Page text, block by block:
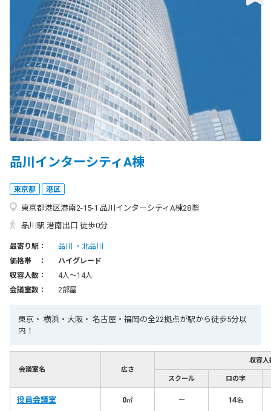
品川インターシティA棟
東京都 港区
東京都港区港南2-15-1 品川インターシティA棟28階
品川駅 港南出口 徒歩0分
最寄り駅： 品川
北品川
価格帯 ：
ハイグレード
収容人数：
4人〜14人
会議室数：
2部屋
東京・ 横浜・大阪・ 名古屋・福岡の全22拠点が駅から徒歩5分以
内！
会議室名 広さ
収容人
スクール ロの字
役員会議室 0㎡ － 14名